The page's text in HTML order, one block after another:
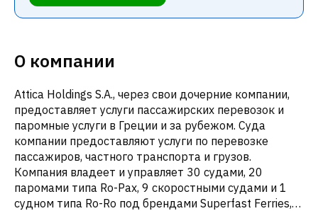
О компании
Attica Holdings S.A., через свои дочерние компании,
предоставляет услуги пассажирских перевозок и
паромные услуги в Греции и за рубежом. Суда
компании предоставляют услуги по перевозке
пассажиров, частного транспорта и грузов.
Компания владеет и управляет 30 судами, 20
паромами типа Ro-Pax, 9 скоростными судами и 1
судном типа Ro-Ro под брендами Superfast Ferries,